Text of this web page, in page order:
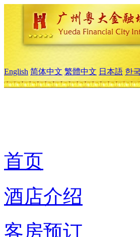
English 简体中文 繁體中文 日本語 한
首页
酒店介绍
客房预订